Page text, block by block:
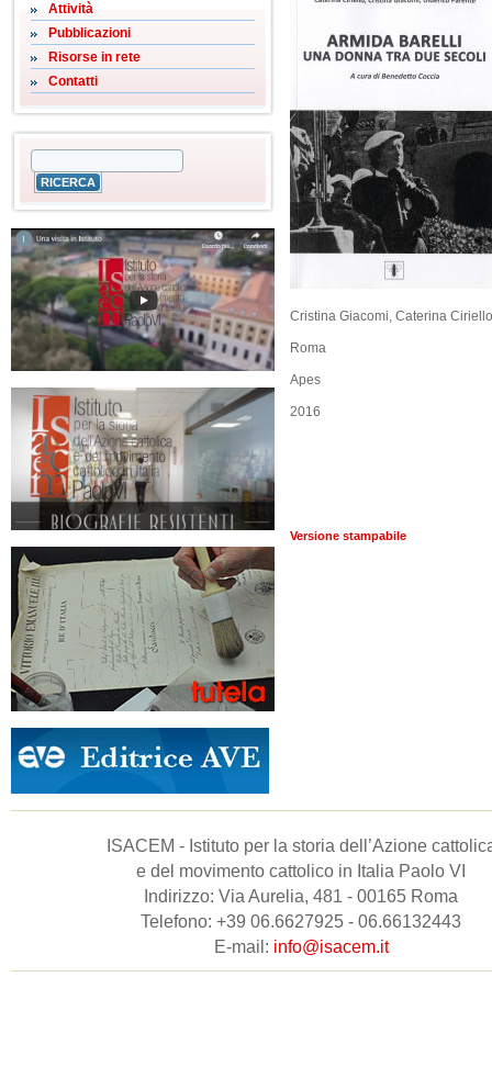
Attività
Pubblicazioni
Risorse in rete
Contatti
Cristina Giacomi, Caterina
Roma
Apes
2016
Versione stampabile
ISACEM - Istituto per la storia dell’Azione
e del movimento cattolico in Italia Paolo VI
Indirizzo: Via Aurelia, 481 - 00165 Roma
Telefono: +39 06.6627925 - 06.66132443
E-mail: info@isacem.it